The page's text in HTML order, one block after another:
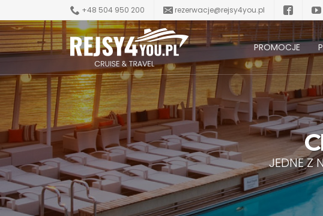
+48 504 950 200 rezerwacje@rejsy4you.pl
PROMOCJE
JEDNE Z